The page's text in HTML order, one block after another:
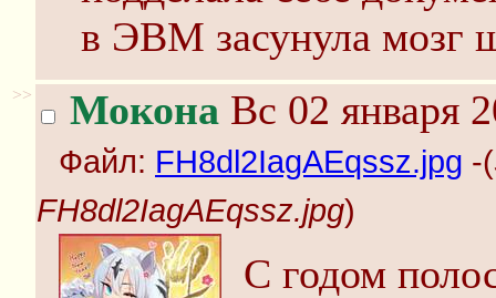
в ЭВМ засунула мозг
>> Мокона Вс 02 января
Файл: FH8dl2IagAEqssz.jpg -(
FH8dl2IagAEqssz.jpg)
С годом